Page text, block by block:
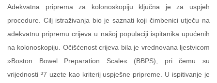
Adekvatna priprema za kolonoskopiju ključna je za uspjeh
procedure. Cilj istraživanja bio je saznati koji čimbenici utječu na
adekvatnu pripremu crijeva u našoj populaciji ispitanika upućenih
na kolonoskopiju. Očišćenost crijeva bila je vrednovana ljestvicom
»Boston Bowel Preparation Scale« (BBPS), pri čemu su
vrijednosti ³7 uzete kao kriterij uspješne pripreme. U ispitivanje je